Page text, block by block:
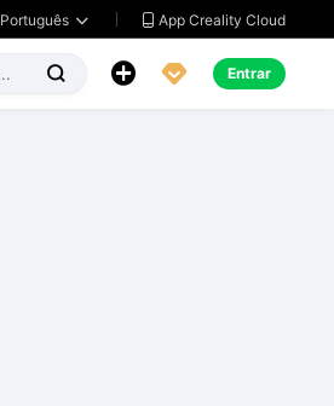
Português   App Creality Cloud
   Entrar